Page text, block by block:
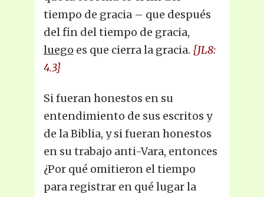
tiempo de gracia – que después
del fin del tiempo de gracia,
luego es que cierra la gracia. {JL8:
4.3}
Si fueran honestos en su
entendimiento de sus escritos y
de la Biblia, y si fueran honestos
en su trabajo anti-Vara, entonces
¿Por qué omitieron el tiempo
para registrar en qué lugar la